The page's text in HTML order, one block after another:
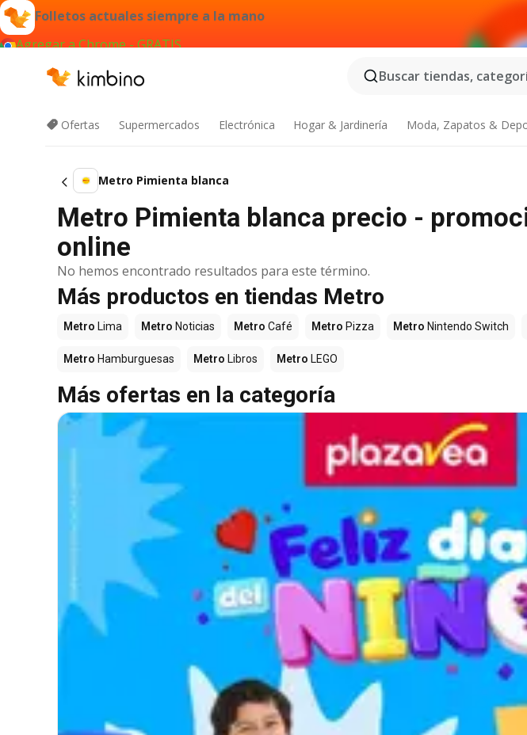
Folletos actuales siempre a la mano
Agregar a Chrome - GRATIS
Buscar tiendas,
Ofertas Supermercados Electrónica Hogar & Jardinería Moda, Zapatos &
Metro Pimienta blanca
Metro Pimienta blanca precio -
online
No hemos encontrado resultados para este término.
Más productos en tiendas Metro
Metro Lima Metro Noticias Metro Café Metro Pizza Metro Nintendo Switch
Metro Hamburguesas Metro Libros Metro LEGO
Más ofertas en la categoría